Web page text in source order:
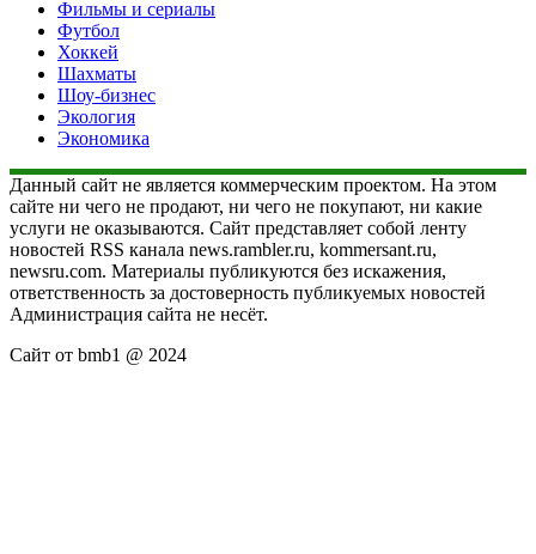
Фильмы и сериалы
Футбол
Хоккей
Шахматы
Шоу-бизнес
Экология
Экономика
Данный сайт не является коммерческим проектом. На этом
сайте ни чего не продают, ни чего не покупают, ни какие
услуги не оказываются. Сайт представляет собой ленту
новостей RSS канала news.rambler.ru, kommersant.ru,
newsru.com. Материалы публикуются без искажения,
ответственность за достоверность публикуемых новостей
Администрация сайта не несёт.
Сайт от bmb1 @ 2024